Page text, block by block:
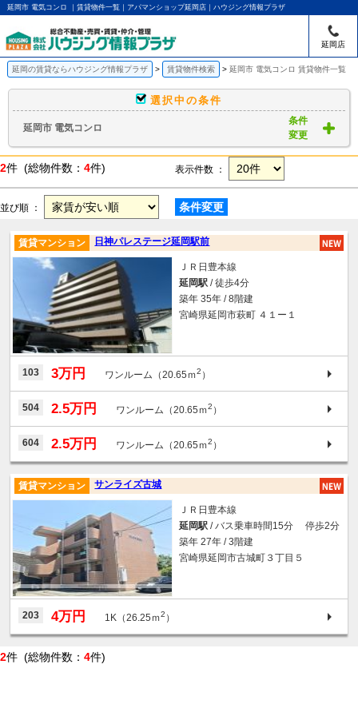
延岡市 電気コンロ ｜賃貸物件一覧｜アパマンショップ延岡店｜ハウジング情報プラザ
延岡店
延岡の賃貸ならハウジング情報プラザ 賃貸物件検索 延岡市 電気コンロ 賃貸物件一覧
選択中の条件
延岡市 電気コンロ
条件
変更
2件 (総物件数： 4件) 表示件数 ：
並び順 ： 条件変更
日神パレステージ延岡駅前
賃貸マンション
ＪＲ日豊本線
延岡駅 / 徒歩4分
築年 35年 / 8階建
宮崎県延岡市萩町 ４１ー１
103 3万円 ワンルーム（20.65ｍ2 ）
504 2.5万円 ワンルーム（20.65ｍ2 ）
604 2.5万円 ワンルーム（20.65ｍ2 ）
サンライズ古城
賃貸マンション
ＪＲ日豊本線
延岡駅 / バス乗車時間15分 停歩2分
築年 27年 / 3階建
宮崎県延岡市古城町３丁目５
203 4万円 1K（26.25ｍ2 ）
2件 (総物件数： 4件)